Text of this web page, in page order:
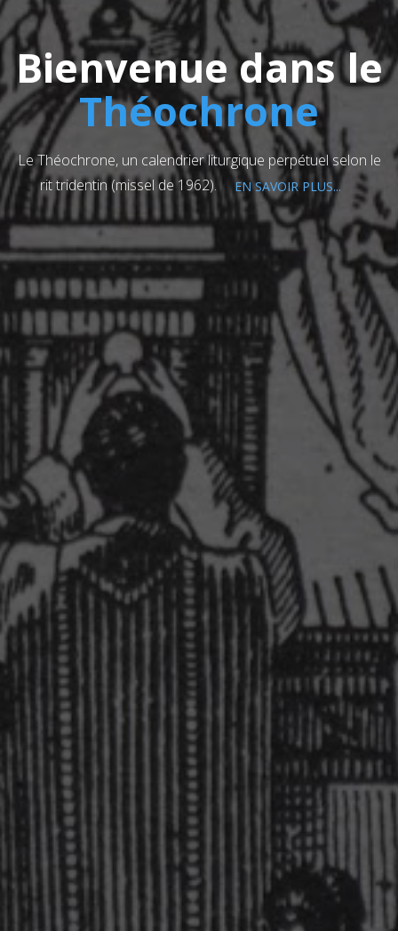
Bienvenue dans le
Théochrone
Le Théochrone, un calendrier liturgique perpétuel selon le
rit tridentin (missel de 1962).
EN SAVOIR PLUS...